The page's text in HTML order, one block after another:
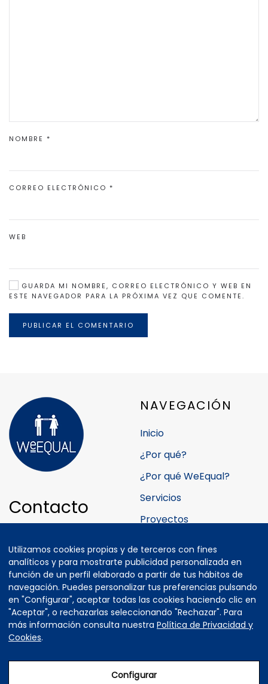
NOMBRE *
CORREO ELECTRÓNICO *
WEB
GUARDA MI NOMBRE, CORREO ELECTRÓNICO Y WEB EN
ESTE NAVEGADOR PARA LA PRÓXIMA VEZ QUE COMENTE.
PUBLICAR EL COMENTARIO
Contacto
+34 630 887 724
+34 660 470 436
E-mail:
hola@weequal.eu
NAVEGACIÓN
Inicio
¿Por qué?
¿Por qué WeEqual?
Servicios
Proyectos
Colaborador@s
Blog
Contacto
Utilizamos cookies propias y de terceros con fines
analíticos y para mostrarte publicidad personalizada en
función de un perfil elaborado a partir de tus hábitos de
navegación. Puedes personalizar tus preferencias pulsando
en "Configurar", aceptar todas las cookies haciendo clic en
"Aceptar", o rechazarlas seleccionando "Rechazar". Para
más información consulta nuestra Política de Privacidad y
Cookies.
Configurar